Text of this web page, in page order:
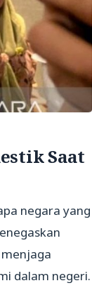
Saat
negara yang
dalam negeri.